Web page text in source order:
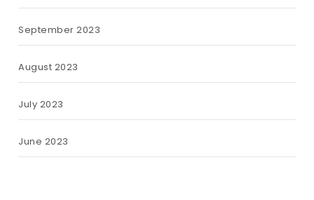
September 2023
August 2023
July 2023
June 2023